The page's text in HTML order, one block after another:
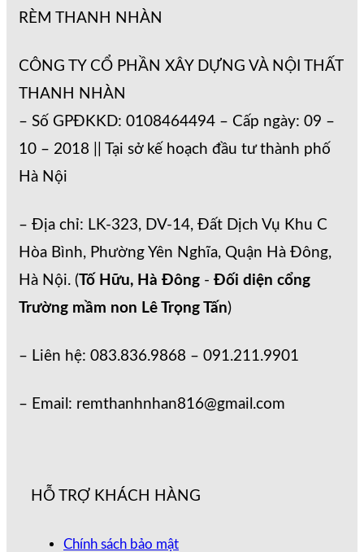
RÈM THANH NHÀN
CÔNG TY CỔ PHẦN XÂY DỰNG VÀ NỘI THẤT
THANH NHÀN
– Số GPĐKKD: 0108464494 – Cấp ngày: 09 –
10 – 2018 || Tại sở kế hoạch đầu tư thành phố
Hà Nội
– Địa chỉ: LK-323, DV-14, Đất Dịch Vụ Khu C
Hòa Bình, Phường Yên Nghĩa, Quận Hà Đông,
Hà Nội. (Tố Hữu, Hà Đông - Đối diện cổng
Trường mầm non Lê Trọng Tấn)
– Liên hệ: 083.836.9868 – 091.211.9901
– Email: remthanhnhan816@gmail.com
HỖ TRỢ KHÁCH HÀNG
Chính sách bảo mật